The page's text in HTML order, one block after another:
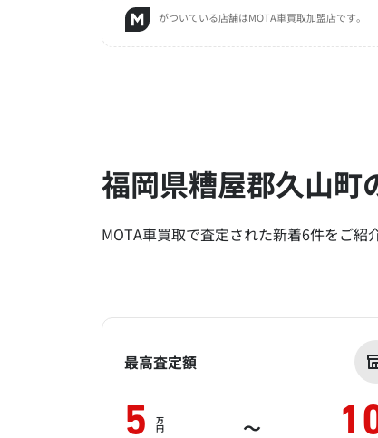
がついている店舗はMOTA車買取加盟店です。
福岡県糟屋郡久山町
MOTA車買取で査定された新着6件をご紹
最高査定額
5 万
円 ～